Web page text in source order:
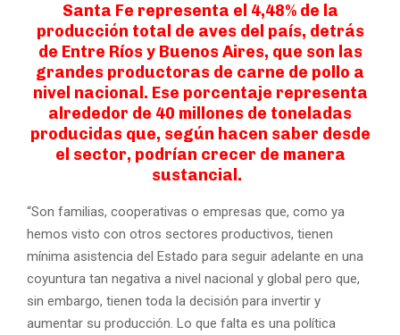
Santa Fe representa el 4,48% de la
producción total de aves del país, detrás
de Entre Ríos y Buenos Aires, que son las
grandes productoras de carne de pollo a
nivel nacional. Ese porcentaje representa
alrededor de 40 millones de toneladas
producidas que, según hacen saber desde
el sector, podrían crecer de manera
sustancial.
“Son familias, cooperativas o empresas que, como ya
hemos visto con otros sectores productivos, tienen
mínima asistencia del Estado para seguir adelante en una
coyuntura tan negativa a nivel nacional y global pero que,
sin embargo, tienen toda la decisión para invertir y
aumentar su producción. Lo que falta es una política